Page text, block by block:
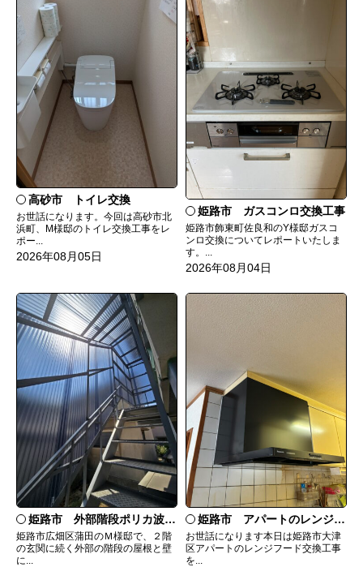
高砂市 トイレ交換
お世話になります。今回は高砂市北
浜町、M様邸のトイレ交換工事をレ
ポー...
2026年08月05日
姫路市 ガスコンロ交換工事
姫路市飾東町佐良和のY様邸ガスコ
ンロ交換についてレポートいたしま
す。...
2026年08月04日
姫路市 外部階段ポリカ波板張替工事
姫路市広畑区蒲田のＭ様邸で、２階
の玄関に続く外部の階段の屋根と壁
に...
姫路市 アパートのレンジフード交換
お世話になります本日は姫路市大津
区アパートのレンジフード交換工事
を...